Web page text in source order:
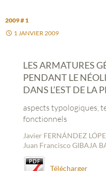
2009 # 1
1 JANVIER 2009
LES ARMATURES
PENDANT LE
DANS L’EST DE LA
aspects typologiques,
fonctionnels
Javier FERNÁNDEZ
Juan Francisco GIBAJA
Télécharger